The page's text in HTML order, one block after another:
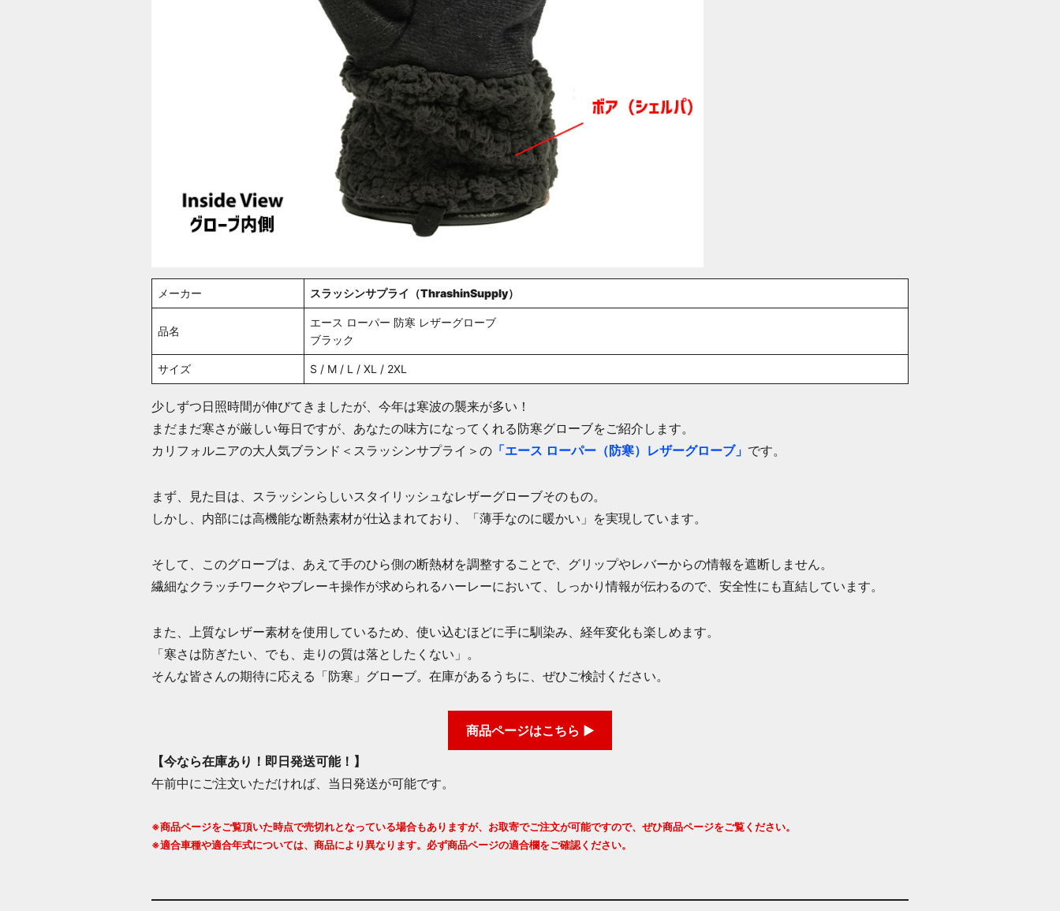
メーカー スラッシンサプライ（ThrashinSupply）
品名
エース ローパー 防寒 レザーグローブ
ブラック
サイズ S / M / L / XL / 2XL
少しずつ日照時間が伸びてきましたが、今年は寒波の襲来が多い！
まだまだ寒さが厳しい毎日ですが、あなたの味方になってくれる防寒グローブをご紹介します。
カリフォルニアの大人気ブランド＜スラッシンサプライ＞の 「エース ローパー（防寒）レザーグローブ」 です。
まず、見た目は、スラッシンらしいスタイリッシュなレザーグローブそのもの。
しかし、内部には高機能な断熱素材が仕込まれており、「薄手なのに暖かい」を実現しています。
そして、このグローブは、あえて手のひら側の断熱材を調整することで、グリップやレバーからの情報を遮断しません。
繊細なクラッチワークやブレーキ操作が求められるハーレーにおいて、しっかり情報が伝わるので、安全性にも直結しています。
また、上質なレザー素材を使用しているため、使い込むほどに手に馴染み、経年変化も楽しめます。
「寒さは防ぎたい、でも、走りの質は落としたくない」。
そんな皆さんの期待に応える「防寒」グローブ。在庫があるうちに、ぜひご検討ください。
商品ページはこちら ▶
【今なら在庫あり！即日発送可能！ 】
午前中にご注文いただければ、当日発送が可能です。
※商品ページをご覧頂いた時点で売切れとなっている場合もありますが、お取寄でご注文が可能ですので、ぜひ商品ページをご覧ください。
※適合車種や適合年式については、商品により異なります。必ず商品ページの適合欄をご確認ください。